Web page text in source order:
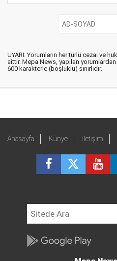
UYARI: Yorumların her türlü cezai ve
aittir. Mepa News, yapılan
600 karakterle (boşluklu) sınırlıdır.
Anasayfa Künye İletişim